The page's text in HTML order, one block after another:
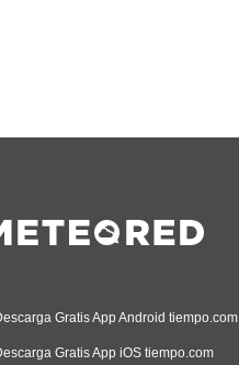
Gratis App Android tiempo.com
Gratis App iOS tiempo.com